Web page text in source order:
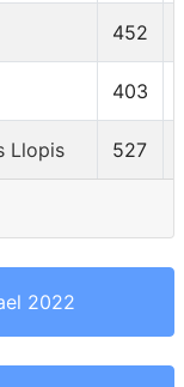
452
403
Llopis 527
2022